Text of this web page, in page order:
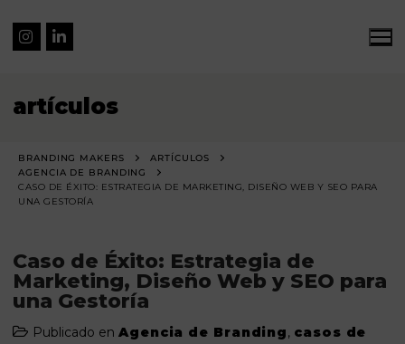
artículos
BRANDING MAKERS
ARTÍCULOS
AGENCIA DE BRANDING
CASO DE ÉXITO: ESTRATEGIA DE MARKETING, DISEÑO WEB Y SEO PARA
UNA GESTORÍA
Caso de Éxito: Estrategia de
Marketing, Diseño Web y SEO para
una Gestoría
Publicado en Agencia de Branding, casos de